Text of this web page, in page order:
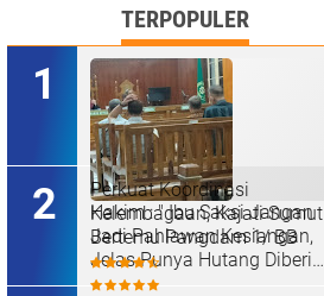
TERPOPULER
Hakim : " Ibu Saksi Jangan
Jadi Pahlawan Kesiangan,
Jelas Punya Hutang Diberi
Barang Lagi
Perkuat Koordinasi
Kelembagaan, Kajati Sumut
Bertemu Pangdam 1/ BB